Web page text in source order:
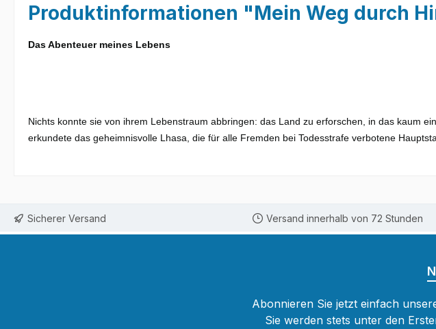
Produktinformationen "Mein Weg durch
Das Abenteuer meines Lebens
Nichts konnte sie von ihrem Lebenstraum abbringen: das Land zu erforschen, in das kaum
erkundete das geheimnisvolle Lhasa, die für alle Fremden bei Todesstrafe verbotene
Sicherer Versand Versand innerhalb von 72 Stunden
Abonnieren Sie jetzt einfach
Sie werden stets unter den